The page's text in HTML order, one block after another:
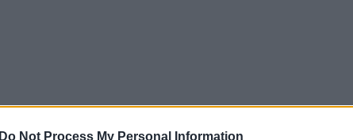
Do Not Process My Personal Information